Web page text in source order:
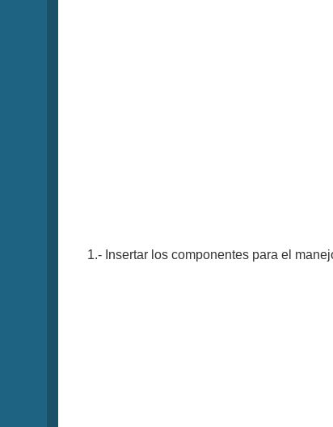
1.- Insertar los componentes para el